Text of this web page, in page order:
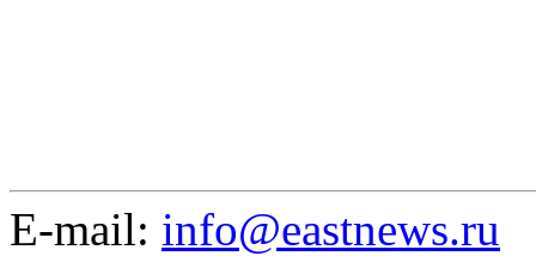
E-mail: info@eastnews.ru